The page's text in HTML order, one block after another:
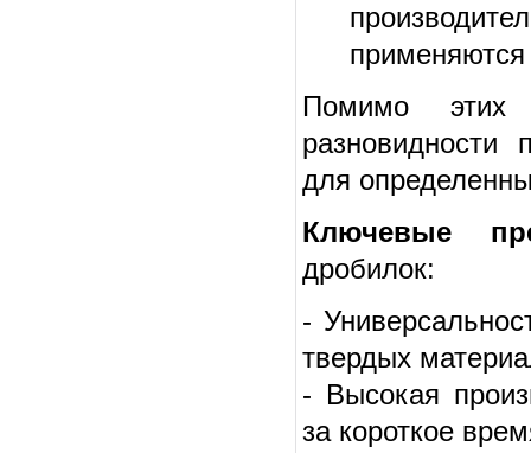
применяются
Помимо этих
разновидности
для
Ключевые
дробилок:
-
твердых
- Высокая
за короткое